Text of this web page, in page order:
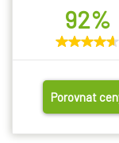
92%
Porovnat